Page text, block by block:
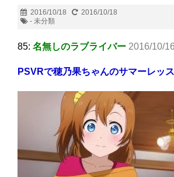
2016/10/18
2016/10/18
- 未分類
85: 名無しのラブライバー 2016/10/
PSVRで穂乃果ちゃんのサマーレッ